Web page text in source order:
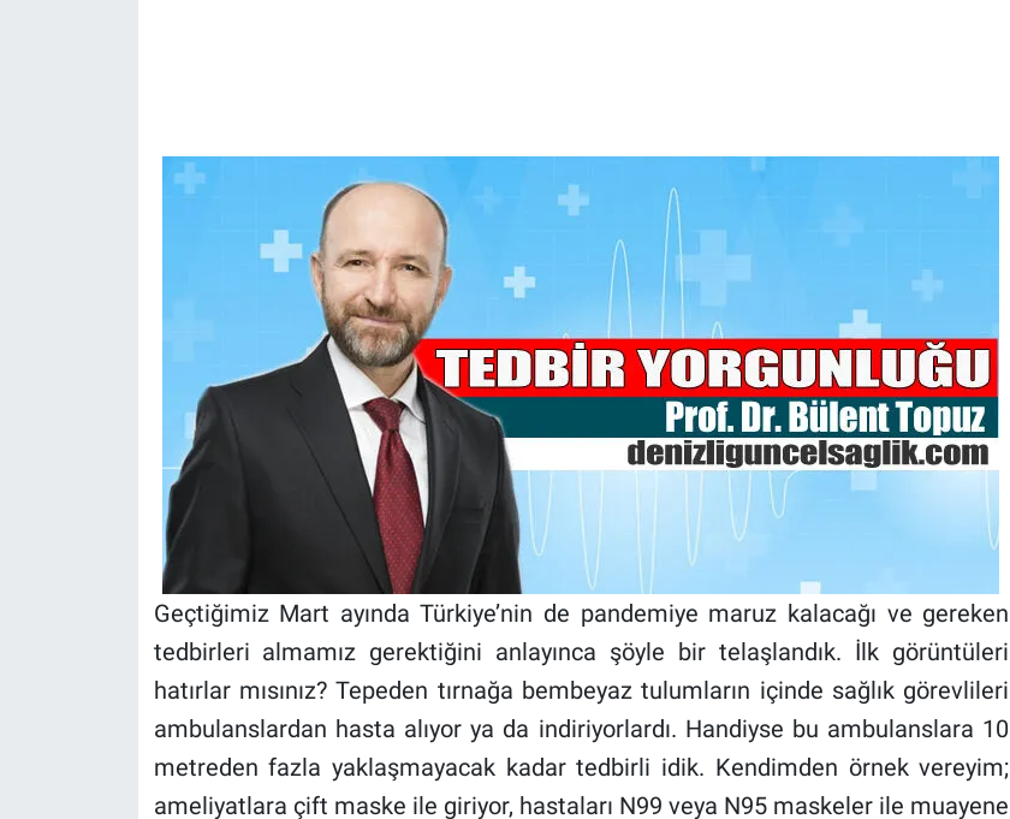
Geçtiğimiz Mart ayında Türkiye’nin de pandemiye maruz kalacağı ve gereken
tedbirleri almamız gerektiğini anlayınca şöyle bir telaşlandık. İlk görüntüleri
hatırlar mısınız? Tepeden tırnağa bembeyaz tulumların içinde sağlık görevlileri
ambulanslardan hasta alıyor ya da indiriyorlardı. Handiyse bu ambulanslara 10
metreden fazla yaklaşmayacak kadar tedbirli idik. Kendimden örnek vereyim;
ameliyatlara çift maske ile giriyor, hastaları N99 veya N95 maskeler ile muayene